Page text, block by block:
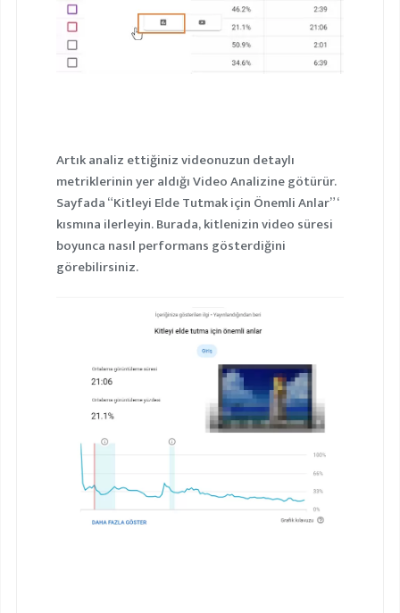
Artık analiz ettiğiniz videonuzun detaylı
metriklerinin yer aldığı Video Analizine götürür.
Sayfada “Kitleyi Elde Tutmak için Önemli Anlar”‘
kısmına ilerleyin. Burada, kitlenizin video süresi
boyunca nasıl performans gösterdiğini
görebilirsiniz.